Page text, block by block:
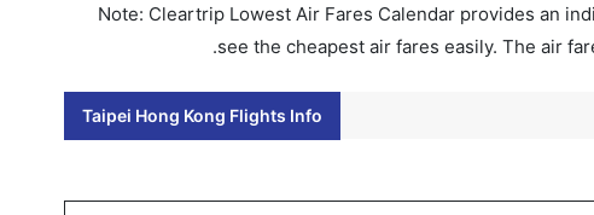
Note: Cleartrip Lowest Air Fares Calendar provides an
see the cheapest air fares easily. The air
Taipei Hong Kong Flights Info